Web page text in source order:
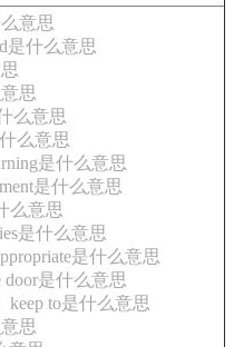
意思
是什么意思
思
么意思
么意思
是什么意思
是什么意思
么意思
是什么意思
是什么意思
door是什么意思
keep to是什么意思
思